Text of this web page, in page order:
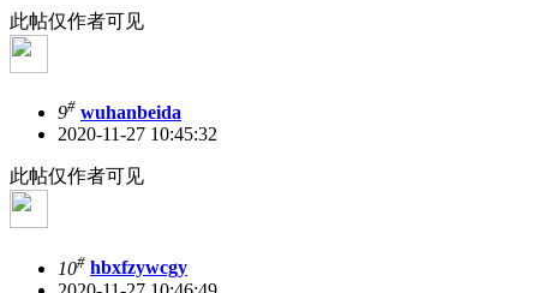
此帖仅作者可见
9# wuhanbeida
2020-11-27 10:45:32
此帖仅作者可见
10# hbxfzywcgy